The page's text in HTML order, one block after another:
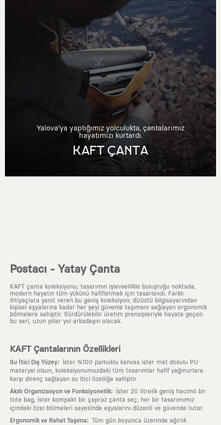
Yalova’ya yaptığımız yolculukta, çantalarımız
hayatımızı kurtardı.
KAFT ÇANTA
Postacı - Yatay Çanta
KAFT çanta koleksiyonu; tasarımın işlevsellikle buluştuğu noktada,
modern hayatın tüm yükünü hafifletmek için tasarlandı. Farklı
ihtiyaçlara yanıt veren bu geniş koleksiyon; dizüstü bilgisayarından
kişisel eşyalarına kadar her şeyi güvenle taşımanı sağlayan ergonomik
bölmelere sahiptir. Sürdürülebilir üretim prensipleriyle hayata geçen
bu seri, uzun yıllar yol arkadaşın olacak.
KAFT Çantalarının Özellikleri
Su İtici Dış Yüzey:
İster %100 pamuklu kanvas ister mat dokulu PU
materyal olsun, koleksiyonumuzdaki tüm tasarımlar hafif yağmurlara
karşı direnç sağlayan su itici özelliğe sahiptir.
Akıllı Organizasyon ve Fonksiyonellik:
İster 20 litrelik geniş hacimli bir
tote bag, ister kompakt bir çapraz çanta seç; her bir tasarımımız
içindeki özel bölmeleri sayesinde eşyalarını düzenli ve güvende tutar.
Ergonomik ve Rahat Taşıma: Tüm gün boyunca üzerinde ağırlık